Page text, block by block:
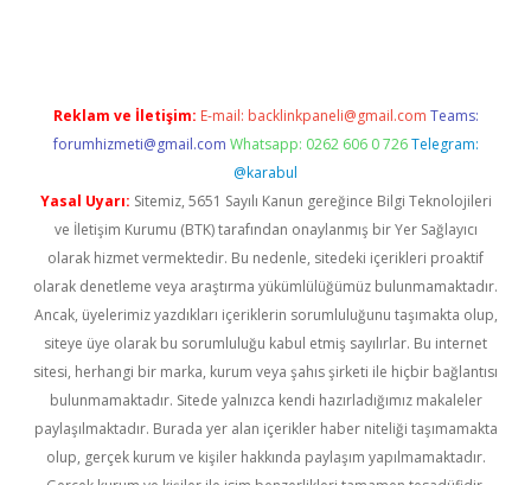
Reklam ve İletişim: E-mail: backlinkpaneli@gmail.com Teams:
forumhizmeti@gmail.com Whatsapp: 0262 606 0 726 Telegram:
@karabul
Yasal Uyarı: Sitemiz, 5651 Sayılı Kanun gereğince Bilgi Teknolojileri
ve İletişim Kurumu (BTK) tarafından onaylanmış bir Yer Sağlayıcı
olarak hizmet vermektedir. Bu nedenle, sitedeki içerikleri proaktif
olarak denetleme veya araştırma yükümlülüğümüz bulunmamaktadır.
Ancak, üyelerimiz yazdıkları içeriklerin sorumluluğunu taşımakta olup,
siteye üye olarak bu sorumluluğu kabul etmiş sayılırlar. Bu internet
sitesi, herhangi bir marka, kurum veya şahıs şirketi ile hiçbir bağlantısı
bulunmamaktadır. Sitede yalnızca kendi hazırladığımız makaleler
paylaşılmaktadır. Burada yer alan içerikler haber niteliği taşımamakta
olup, gerçek kurum ve kişiler hakkında paylaşım yapılmamaktadır.